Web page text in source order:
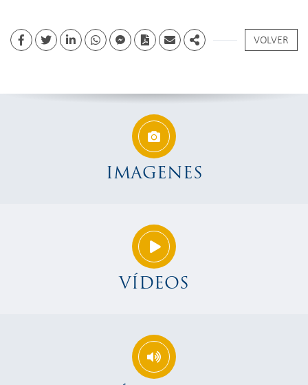
FacebookTwitterLinkedinwhatsappfacebook messenger
PDF EmailShare
VOLVER
IMAGENES
VÍDEOS